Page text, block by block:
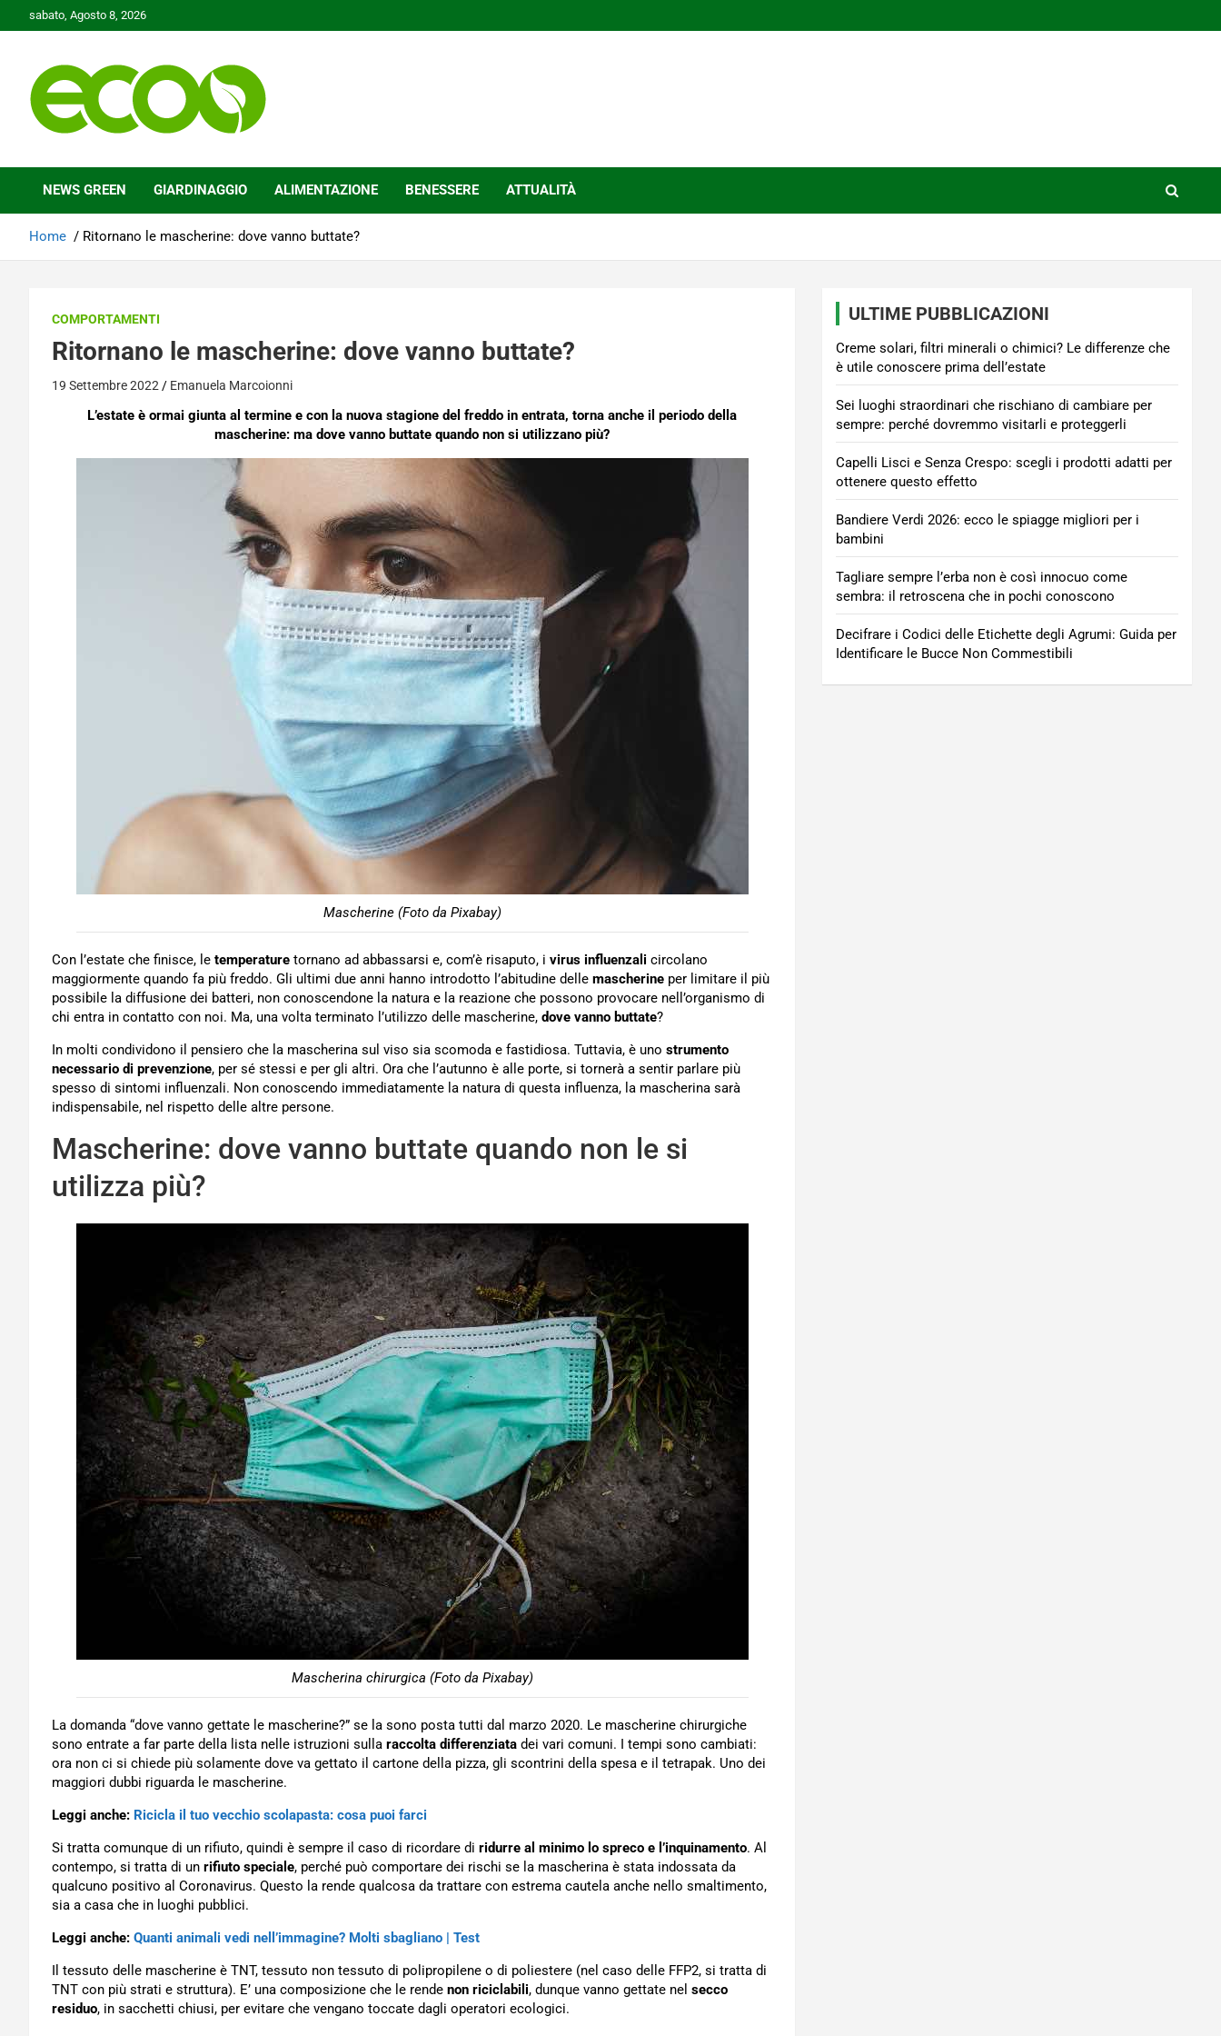
to
sabato, Agosto 8, 2026
Ecoo.it
NEWS GREEN GIARDINAGGIO ALIMENTAZIONE BENESSERE ATTUALITÀ
Home Ritornano le mascherine: dove vanno buttate?
COMPORTAMENTI
Ritornano le mascherine: dove vanno buttate?
19 Settembre 2022 Emanuela Marcoionni
L’estate è ormai giunta al termine e con la nuova stagione del freddo in entrata, torna anche il periodo della
mascherine: ma dove vanno buttate quando non si utilizzano più?
Mascherine (Foto da Pixabay)
Con l’estate che finisce, le temperature tornano ad abbassarsi e, com’è risaputo, i virus influenzali circolano
maggiormente quando fa più freddo. Gli ultimi due anni hanno introdotto l’abitudine delle mascherine per limitare il più
possibile la diffusione dei batteri, non conoscendone la natura e la reazione che possono provocare nell’organismo di
chi entra in contatto con noi. Ma, una volta terminato l’utilizzo delle mascherine, dove vanno buttate?
In molti condividono il pensiero che la mascherina sul viso sia scomoda e fastidiosa. Tuttavia, è uno strumento
necessario di prevenzione, per sé stessi e per gli altri. Ora che l’autunno è alle porte, si tornerà a sentir parlare più
spesso di sintomi influenzali. Non conoscendo immediatamente la natura di questa influenza, la mascherina sarà
indispensabile, nel rispetto delle altre persone.
Mascherine: dove vanno buttate quando non le si
utilizza più?
Mascherina chirurgica (Foto da Pixabay)
La domanda “dove vanno gettate le mascherine?” se la sono posta tutti dal marzo 2020. Le mascherine chirurgiche
sono entrate a far parte della lista nelle istruzioni sulla raccolta differenziata dei vari comuni. I tempi sono cambiati:
ora non ci si chiede più solamente dove va gettato il cartone della pizza, gli scontrini della spesa e il tetrapak. Uno dei
maggiori dubbi riguarda le mascherine.
Leggi anche: Ricicla il tuo vecchio scolapasta: cosa puoi farci
Si tratta comunque di un rifiuto, quindi è sempre il caso di ricordare di ridurre al minimo lo spreco e l’inquinamento. Al
contempo, si tratta di un rifiuto speciale, perché può comportare dei rischi se la mascherina è stata indossata da
qualcuno positivo al Coronavirus. Questo la rende qualcosa da trattare con estrema cautela anche nello smaltimento,
sia a casa che in luoghi pubblici.
Leggi anche: Quanti animali vedi nell’immagine? Molti sbagliano | Test
Il tessuto delle mascherine è TNT, tessuto non tessuto di polipropilene o di poliestere (nel caso delle FFP2, si tratta di
TNT con più strati e struttura). E’ una composizione che le rende non riciclabili, dunque vanno gettate nel secco
residuo, in sacchetti chiusi, per evitare che vengano toccate dagli operatori ecologici.
ULTIME PUBBLICAZIONI
Creme solari, filtri minerali o chimici? Le differenze che
è utile conoscere prima dell’estate
Sei luoghi straordinari che rischiano di cambiare per
sempre: perché dovremmo visitarli e proteggerli
Capelli Lisci e Senza Crespo: scegli i prodotti adatti per
ottenere questo effetto
Bandiere Verdi 2026: ecco le spiagge migliori per i
bambini
Tagliare sempre l’erba non è così innocuo come
sembra: il retroscena che in pochi conoscono
Decifrare i Codici delle Etichette degli Agrumi: Guida per
Identificare le Bucce Non Commestibili